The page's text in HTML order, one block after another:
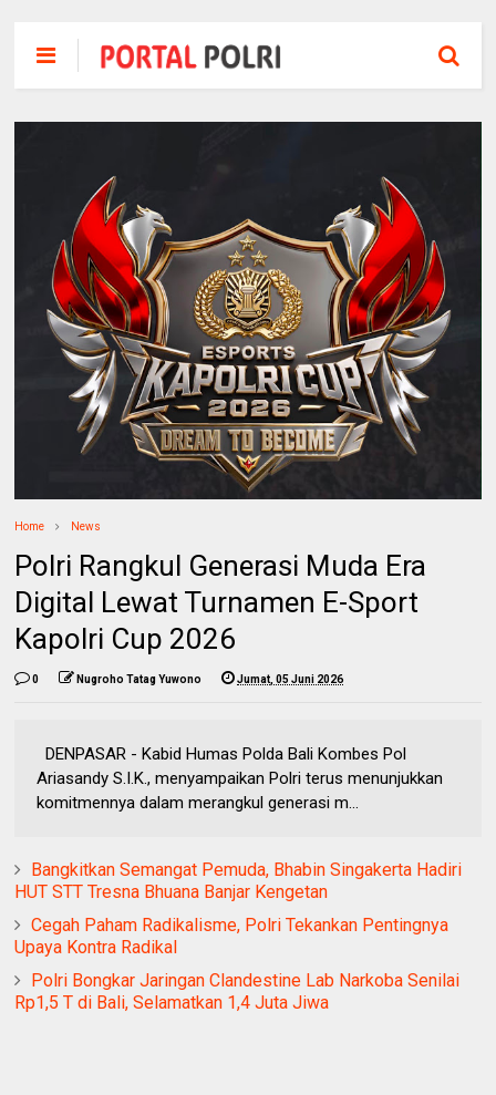
Home News
Polri Rangkul Generasi Muda Era
Digital Lewat Turnamen E-Sport
Kapolri Cup 2026
0 Nugroho Tatag Yuwono Jumat, 05 Juni 2026
DENPASAR - Kabid Humas Polda Bali Kombes Pol
Ariasandy S.I.K., menyampaikan Polri terus menunjukkan
komitmennya dalam merangkul generasi m...
Bangkitkan Semangat Pemuda, Bhabin Singakerta Hadiri
HUT STT Tresna Bhuana Banjar Kengetan
Cegah Paham Radikalisme, Polri Tekankan Pentingnya
Upaya Kontra Radikal
Polri Bongkar Jaringan Clandestine Lab Narkoba Senilai
Rp1,5 T di Bali, Selamatkan 1,4 Juta Jiwa